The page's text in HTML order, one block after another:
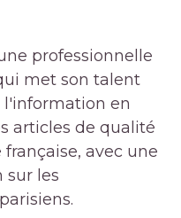
professionnelle
met son talent
l'information en
articles de qualité
avec une
sur les